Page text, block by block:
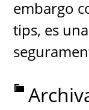
embargo
tips, es